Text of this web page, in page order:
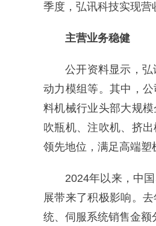
季度，弘讯科技实现营
主营业务稳健
公开资料显示，弘
动力模组等。其中，
料机械行业头部大规
吹瓶机、注吹机、挤
领先地位，满足高端塑
2024年以来，中
展带来了积极影响。
统、伺服系统销售金